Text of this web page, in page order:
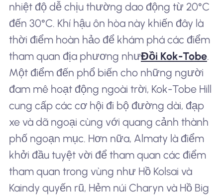
nhiệt độ dễ chịu thường dao động từ 20°C
đến 30°C. Khí hậu ôn hòa này khiến đây là
thời điểm hoàn hảo để khám phá các điểm
tham quan địa phương nhưĐồi Kok-Tobe.
Một điểm đến phổ biến cho những người
đam mê hoạt động ngoài trời, Kok-Tobe Hill
cung cấp các cơ hội đi bộ đường dài, đạp
xe và dã ngoại cùng với quang cảnh thành
phố ngoạn mục. Hơn nữa, Almaty là điểm
khởi đầu tuyệt vời để tham quan các điểm
tham quan trong vùng như Hồ Kolsai và
Kaindy quyến rũ, Hẻm núi Charyn và Hồ Big